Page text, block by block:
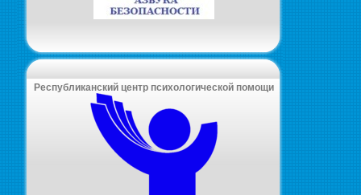
Республиканский центр психологической помощи